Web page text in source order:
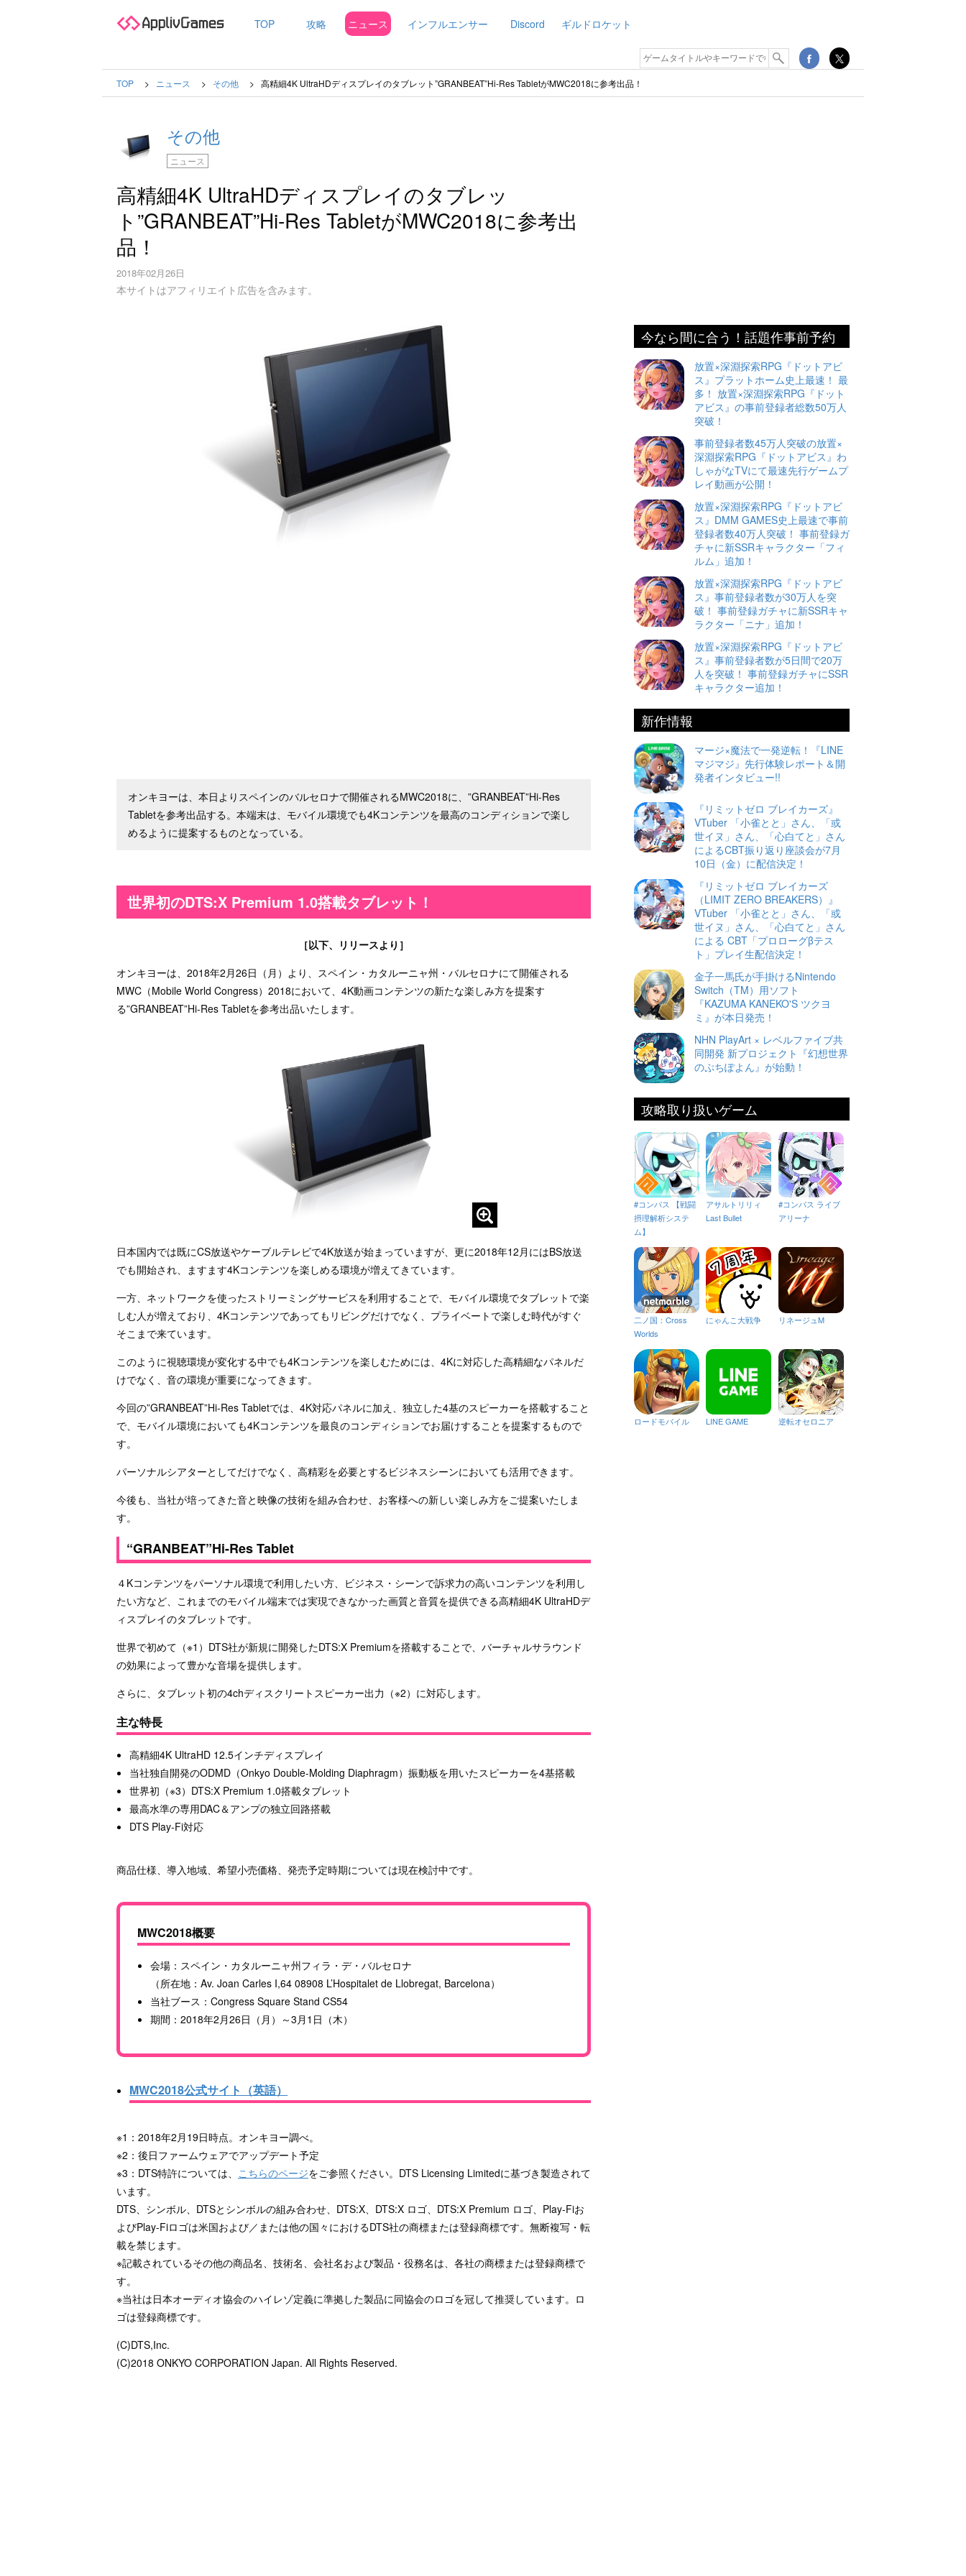
TOP 攻略 ニュース インフルエンサー Discord ギルドロケット
TOP ニュース その他 高精細4K UltraHDディスプレイのタブレット”GRANBEAT”Hi-Res TabletがMWC2018に参考出品！
その他
ニュース
高精細4K UltraHDディスプレイのタブレッ
ト”GRANBEAT”Hi-Res TabletがMWC2018に参考出
品！
2018年02月26日
本サイトはアフィリエイト広告を含みます。
オンキヨーは、本日よりスペインのバルセロナで開催されるMWC2018に、”GRANBEAT”Hi-Res
Tabletを参考出品する。本端末は、モバイル環境でも4Kコンテンツを最高のコンディションで楽し
めるように提案するものとなっている。
世界初のDTS:X Premium 1.0搭載タブレット！
［以下、リリースより］
オンキヨーは、2018年2月26日（月）より、スペイン・カタルーニャ州・バルセロナにて開催される
MWC（Mobile World Congress）2018において、4K動画コンテンツの新たな楽しみ方を提案す
る”GRANBEAT”Hi-Res Tabletを参考出品いたします。
日本国内では既にCS放送やケーブルテレビで4K放送が始まっていますが、更に2018年12月にはBS放送
でも開始され、ますます4Kコンテンツを楽しめる環境が増えてきています。
一方、ネットワークを使ったストリーミングサービスを利用することで、モバイル環境でタブレットで楽
しむ人が増えており、4Kコンテンツであってもリビングだけでなく、プライベートで楽しむ時代がすぐ
そこまで来ています。
このように視聴環境が変化する中でも4Kコンテンツを楽しむためには、4Kに対応した高精細なパネルだ
けでなく、音の環境が重要になってきます。
今回の”GRANBEAT”Hi-Res Tabletでは、4K対応パネルに加え、独立した4基のスピーカーを搭載すること
で、モバイル環境においても4Kコンテンツを最良のコンディションでお届けすることを提案するもので
す。
パーソナルシアターとしてだけでなく、高精彩を必要とするビジネスシーンにおいても活用できます。
今後も、当社が培ってきた音と映像の技術を組み合わせ、お客様への新しい楽しみ方をご提案いたしま
す。
“GRANBEAT”Hi-Res Tablet
４Kコンテンツをパーソナル環境で利用したい方、ビジネス・シーンで訴求力の高いコンテンツを利用し
たい方など、これまでのモバイル端末では実現できなかった画質と音質を提供できる高精細4K UltraHDデ
ィスプレイのタブレットです。
世界で初めて（※1）DTS社が新規に開発したDTS:X Premiumを搭載することで、バーチャルサラウンド
の効果によって豊かな音場を提供します。
さらに、タブレット初の4chディスクリートスピーカー出力（※2）に対応します。
主な特長
高精細4K UltraHD 12.5インチディスプレイ
当社独自開発のODMD（Onkyo Double-Molding Diaphragm）振動板を用いたスピーカーを4基搭載
世界初（※3）DTS:X Premium 1.0搭載タブレット
最高水準の専用DAC＆アンプの独立回路搭載
DTS Play-Fi対応
商品仕様、導入地域、希望小売価格、発売予定時期については現在検討中です。
MWC2018概要
会場：スペイン・カタルーニャ州フィラ・デ・バルセロナ
（所在地：Av. Joan Carles I,64 08908 L’Hospitalet de Llobregat, Barcelona）
当社ブース：Congress Square Stand CS54
期間：2018年2月26日（月）～3月1日（木）
MWC2018公式サイト（英語）
※1：2018年2月19日時点。オンキヨー調べ。
※2：後日ファームウェアでアップデート予定
※3：DTS特許については、 こちらのページをご参照ください。DTS Licensing Limitedに基づき製造されて
います。
DTS、シンボル、DTSとシンボルの組み合わせ、DTS:X、DTS:X ロゴ、DTS:X Premium ロゴ、Play-Fiお
よびPlay-Fiロゴは米国および／または他の国々におけるDTS社の商標または登録商標です。無断複写・転
載を禁じます。
※記載されているその他の商品名、技術名、会社名および製品・役務名は、各社の商標または登録商標で
す。
※当社は日本オーディオ協会のハイレゾ定義に準拠した製品に同協会のロゴを冠して推奨しています。ロ
ゴは登録商標です。
(C)DTS,Inc.
(C)2018 ONKYO CORPORATION Japan. All Rights Reserved.
今なら間に合う！話題作事前予約
放置×深淵探索RPG『ドットアビ
ス』プラットホーム史上最速！ 最
多！ 放置×深淵探索RPG『ドット
アビス』の事前登録者総数50万人
突破！
事前登録者数45万人突破の放置×
深淵探索RPG『ドットアビス』わ
しゃがなTVにて最速先行ゲームプ
レイ動画が公開！
放置×深淵探索RPG『ドットアビ
ス』DMM GAMES史上最速で事前
登録者数40万人突破！ 事前登録ガ
チャに新SSRキャラクター「フィ
ルム」追加！
放置×深淵探索RPG『ドットアビ
ス』事前登録者数が30万人を突
破！ 事前登録ガチャに新SSRキャ
ラクター「ニナ」追加！
放置×深淵探索RPG『ドットアビ
ス』事前登録者数が5日間で20万
人を突破！ 事前登録ガチャにSSR
キャラクター追加！
新作情報
マージ×魔法で一発逆転！『LINE
マジマジ』先行体験レポート＆開
発者インタビュー!!
『リミットゼロ ブレイカーズ』
VTuber 「小雀とと」さん、「或
世イヌ」さん、「心白てと」さん
によるCBT振り返り座談会が7月
10日（金）に配信決定！
『リミットゼロ ブレイカーズ
（LIMIT ZERO BREAKERS）』
VTuber 「小雀とと」さん、「或
世イヌ」さん、「心白てと」さん
による CBT「プロローグβテス
ト」プレイ生配信決定！
金子一馬氏が手掛けるNintendo
Switch（TM）用ソフト
『KAZUMA KANEKO'S ツクヨ
ミ』が本日発売！
NHN PlayArt × レベルファイブ共
同開発 新プロジェクト『幻想世界
のぷちぽよん』が始動！
攻略取り扱いゲーム
#コンパス 【戦闘
摂理解析システ
ム】
アサルトリリィ
Last Bullet
#コンパス ライブ
アリーナ
二ノ国：Cross
Worlds
にゃんこ大戦争 リネージュM
ロードモバイル LINE GAME 逆転オセロニア